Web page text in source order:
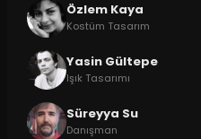
Özlem Kaya
Kostüm Tasarım
Yasin Gültepe
Işık Tasarımı
Süreyya Su
Danışman